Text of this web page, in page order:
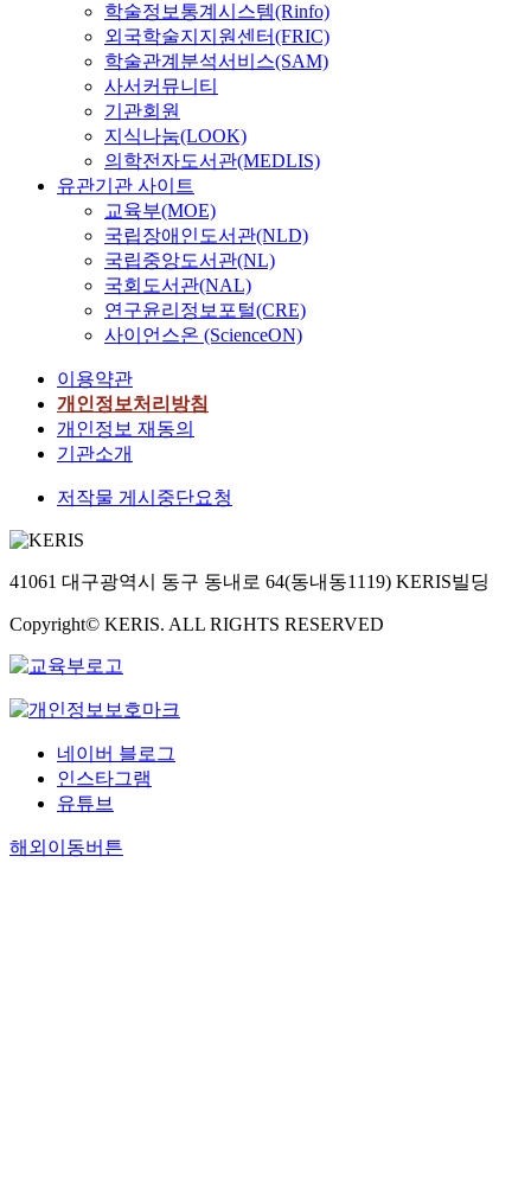
학술정보통계시스템(Rinfo)
외국학술지지원센터(FRIC)
학술관계분석서비스(SAM)
사서커뮤니티
기관회원
지식나눔(LOOK)
의학전자도서관(MEDLIS)
유관기관 사이트
교육부(MOE)
국립장애인도서관(NLD)
국립중앙도서관(NL)
국회도서관(NAL)
연구윤리정보포털(CRE)
사이언스온 (ScienceON)
이용약관
개인정보처리방침
개인정보 재동의
기관소개
저작물 게시중단요청
41061 대구광역시 동구 동내로 64(동내동1119) KERIS빌딩
Copyright© KERIS. ALL RIGHTS RESERVED
네이버 블로그
인스타그램
유튜브
해외이동버튼